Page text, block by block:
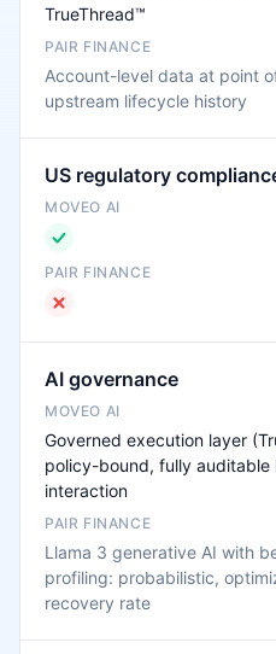
TrueThread™
Account-level data at point
upstream lifecycle history
US regulatory
AI governance
Governed execution layer
policy-bound, fully auditable
interaction
Llama 3 generative AI with
profiling: probabilistic,
recovery rate